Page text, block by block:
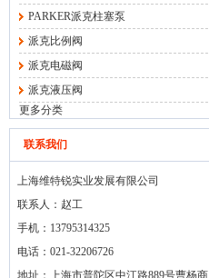
PARKER派克柱塞泵
派克比例阀
派克电磁阀
派克液压阀
更多分类
联系我们
上海维特锐实业发展有限公司
联系人：赵工
手机：13795314325
电话：021-32206726
地址：上海市普陀区中江路889号曹杨商